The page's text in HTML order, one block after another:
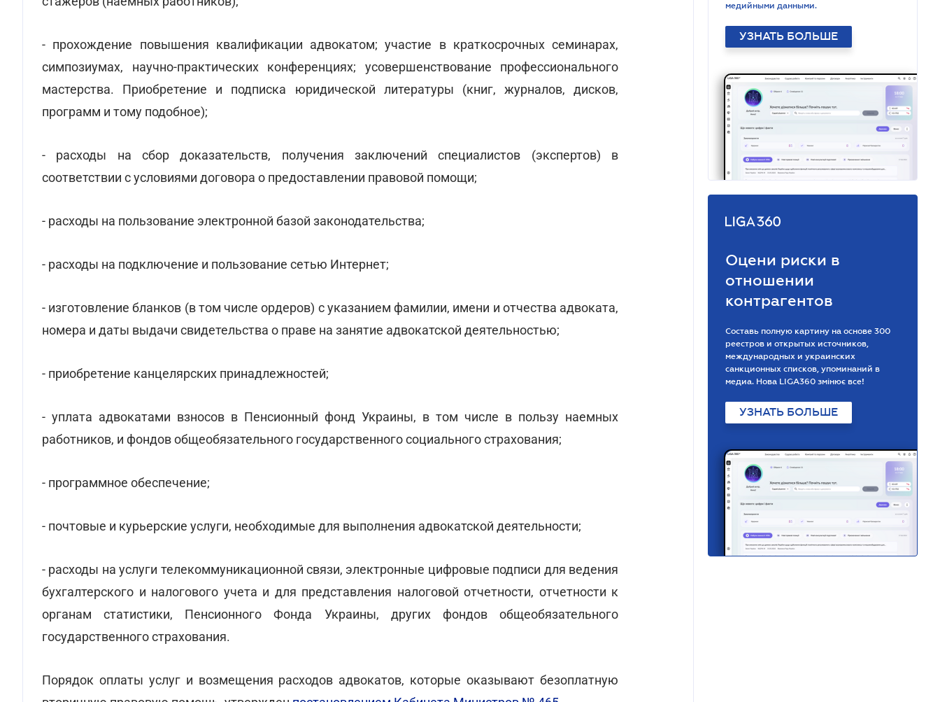
- прохождение повышения квалификации адвокатом; участие в краткосрочных семинарах,
симпозиумах, научно-практических конференциях; усовершенствование профессионального
мастерства. Приобретение и подписка юридической литературы (книг, журналов, дисков,
программ и тому подобное);
- расходы на сбор доказательств, получения заключений специалистов (экспертов) в
соответствии с условиями договора о предоставлении правовой помощи;
- расходы на пользование электронной базой законодательства;
- расходы на подключение и пользование сетью Интернет;
- изготовление бланков (в том числе ордеров) с указанием фамилии, имени и отчества адвоката,
номера и даты выдачи свидетельства о праве на занятие адвокатской деятельностью;
- приобретение канцелярских принадлежностей;
- уплата адвокатами взносов в Пенсионный фонд Украины, в том числе в пользу наемных
работников, и фондов общеобязательного государственного социального страхования;
- программное обеспечение;
- почтовые и курьерские услуги, необходимые для выполнения адвокатской деятельности;
- расходы на услуги телекоммуникационной связи, электронные цифровые подписи для ведения
бухгалтерского и налогового учета и для представления налоговой отчетности, отчетности к
органам статистики, Пенсионного Фонда Украины, других фондов общеобязательного
государственного страхования.
Порядок оплаты услуг и возмещения расходов адвокатов, которые оказывают безоплатную
медийными данными.
УЗНАТЬ БОЛЬШЕ
Оцени риски в
отношении
контрагентов
Составь полную картину на основе 300
реестров и открытых источников,
международных и украинских
санкционных списков, упоминаний в
медиа. Нова LIGA360 змінює все!
УЗНАТЬ БОЛЬШЕ